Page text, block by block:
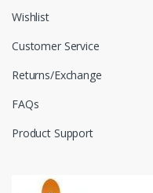
Wishlist
Customer Service
Returns/Exchange
FAQs
Product Support